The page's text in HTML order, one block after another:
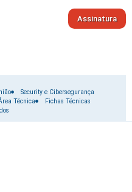
Assinatura
Security e Cibersegurança
Técnica
Fichas Técnicas